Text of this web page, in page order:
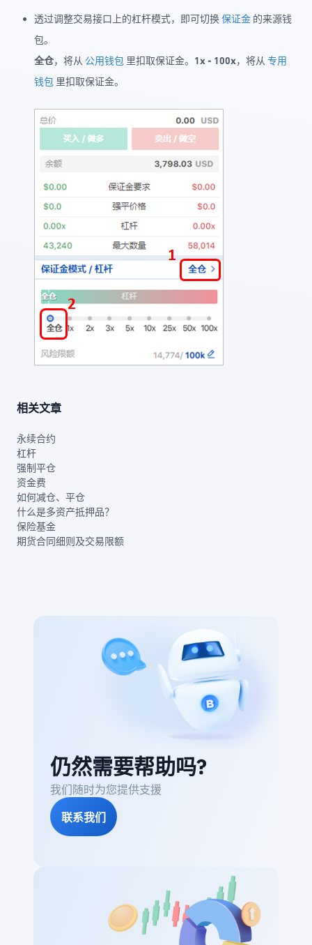
透过调整交易接口上的杠杆模式，即可切换保证金 的来源钱
包。
全仓，将从 公用钱包 里扣取保证金。 1x - 100x，将从 专用
钱包 里扣取保证金。
相关文章
永续合约
杠杆
强制平仓
资金费
如何减仓、平仓
什么是多资产抵押品？
保险基金
期货合同细则及交易限额
仍然需要帮助吗?
我们随时为您提供支援
联系我们